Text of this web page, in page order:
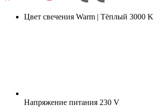
Цвет свечения Warm | Тёплый 3000 K
Напряжение питания 230 V